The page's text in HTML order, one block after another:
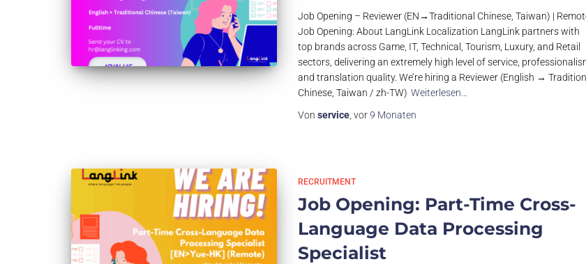
Job Opening – Reviewer (EN→Traditional Chinese, Taiwan) |
Job Opening: About LangLink Localization LangLink partners with
top brands across Game, IT, Technical, Tourism, Luxury, and Retail
sectors, delivering an extremely high level of service,
and translation quality. We’re hiring a Reviewer (English →
Chinese, Taiwan / zh-TW) Weiterlesen…
Von service , vor9 Monaten
RECRUITMENT
Job Opening: Part-Time Cross-
Language Data Processing
Specialist